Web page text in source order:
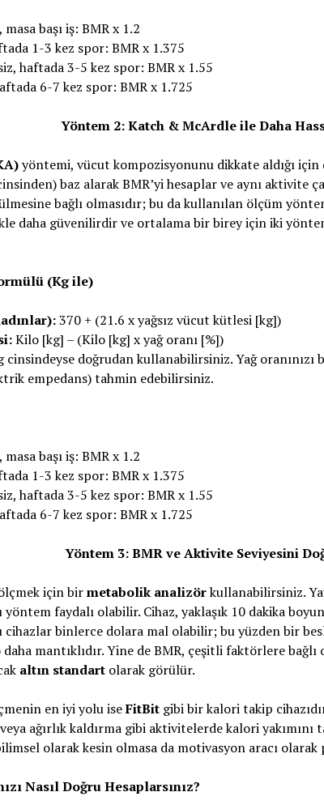
başı iş: BMR x 1.2
1-3 kez spor: BMR x 1.375
haftada 3-5 kez spor: BMR x 1.55
6-7 kez spor: BMR x 1.725
Yöntem 2: Katch & McArdle ile Daha
yöntemi, vücut kompozisyonunu dikkate aldığı
baz alarak BMR’yi hesaplar ve aynı aktivite
bağlı olmasıdır; bu da kullanılan ölçüm
daha güvenilirdir ve ortalama bir birey için iki
(Kg ile)
370 + (21.6 x yağsız vücut kütlesi [kg])
Kilo [kg] – (Kilo [kg] x yağ oranı [%])
doğrudan kullanabilirsiniz. Yağ
empedans) tahmin edebilirsiniz.
başı iş: BMR x 1.2
1-3 kez spor: BMR x 1.375
haftada 3-5 kez spor: BMR x 1.55
6-7 kez spor: BMR x 1.725
Yöntem 3: BMR ve Aktivite Seviyesini
için birmetabolik analizörkullanabilirsiniz.
yöntem faydalı olabilir. Cihaz, yaklaşık 10 dakika
cihazlar binlerce dolara mal olabilir; bu yüzden bir
daha mantıklıdır. Yine de BMR, çeşitli faktörlere
altın standartolarak görülür.
en iyi yolu iseFitBitgibi bir kalori takip
ağırlık kaldırma gibi aktivitelerde kalori
olarak kesin olmasa da motivasyon aracı olarak
Nasıl Doğru Hesaplarsınız?